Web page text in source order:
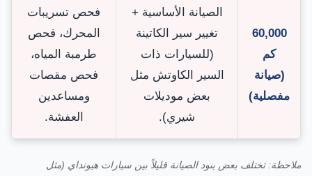
60,000
كم
(صيانة
مفصلية)
الصيانة الأساسية +
تغيير سير الكاتينة
(للسيارات ذات
السير الكاوتش مثل
بعض موديلات
شيري).
فحص تسريبات
المحرك، فحص
طرمبة المياه،
فحص مقصات
ومساعدين
العفشة.
ملاحظة: تختلف بعض بنود الصيانة قليلاً بين سيارات هيونداي (مثل